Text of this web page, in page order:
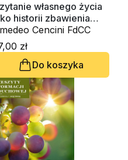
własnego życia
historii zbawienia
audiobook)
Cencini FdCC
zł
Do koszyka